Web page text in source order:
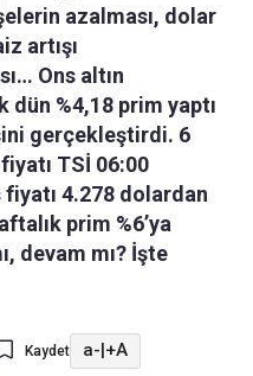
azalması, dolar
artışı
Ons altın
%4,18 prim yaptı
gerçekleştirdi. 6
TSİ 06:00
fiyatı 4.278 dolardan
prim %6’ya
devam mı? İşte
Kaydet a-|+A